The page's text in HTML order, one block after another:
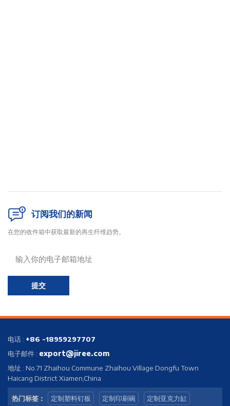
订阅我们的新闻
在您的收件箱中获取最新的再生纤维趋势。
提交
电话 : +86 -18959297707
电子邮件 : export@jiree.com
地址 : No.71 Zhaihou Commune Zhaihou Village Dongfu Town
Haicang District Xiamen,China
热门标签 : 定制塑料钉板 定制印刷碗 定制亚克力缸